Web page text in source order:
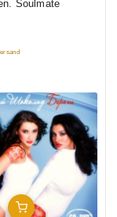
Soulmate
Добавить В Корзину